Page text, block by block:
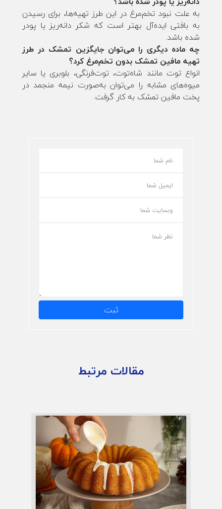
به علت نبود تخم‌مرغ در این طرز تهیه‌ها، برای رسیدن
به بافتی ایده‌آل بهتر است که شکر دانه‌ریز یا پودر
شده باشد.
چه ماده دیگری را می‌توان جایگزین تمشک در طرز
تهیه مافین تمشک بدون تخم‌مرغ کرد؟
انواع توت مانند شاه‌توت، توت‌فرنگی، بلوبری یا سایر
میوه‌های مشابه را می‌توان به‌صورت نیمه منجمد در
پخت مافین تمشک به کار گرفت.
ثبت
مقالات مرتبط